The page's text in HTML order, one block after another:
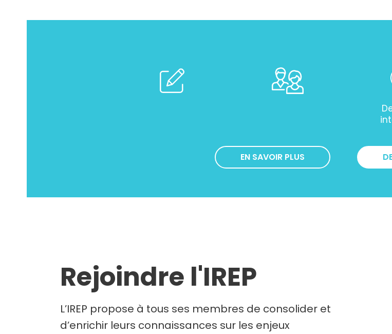
EN SAVOIR PLUS
Rejoindre l'IREP
L’IREP propose à tous ses membres de consolider et
d’enrichir leurs connaissances sur les enjeux